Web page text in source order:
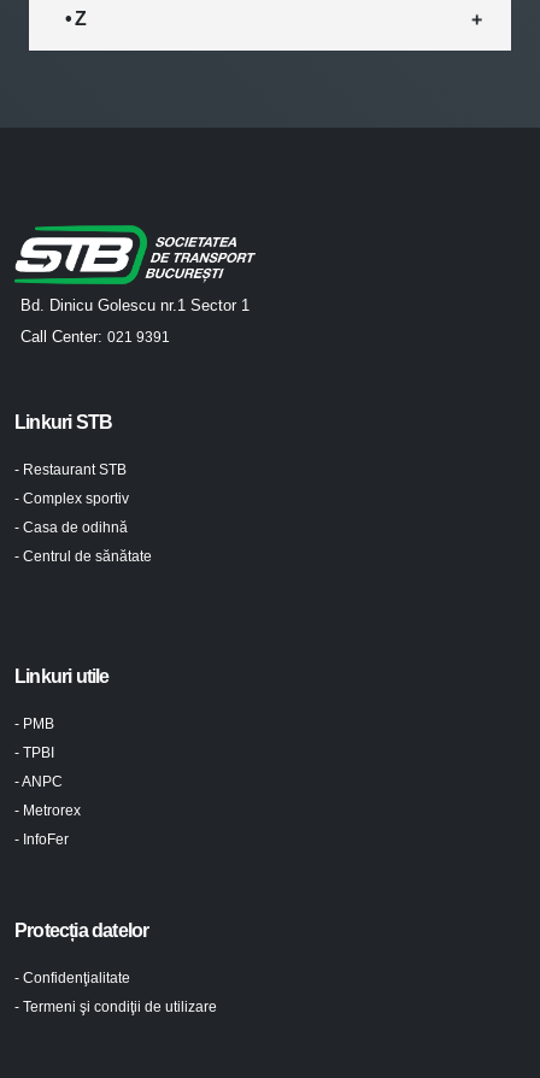
• Z
Bd. Dinicu Golescu nr.1 Sector 1
Call Center: 021 9391
Linkuri STB
- Restaurant STB
- Complex sportiv
- Casa de odihnă
- Centrul de sănătate
Linkuri utile
- PMB
- TPBI
- ANPC
- Metrorex
- InfoFer
Protecția datelor
- Confidenţialitate
- Termeni şi condiţii de utilizare